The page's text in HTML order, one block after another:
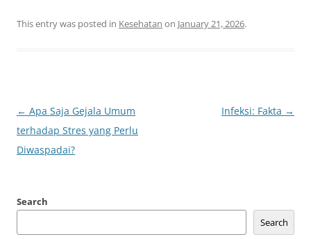
This entry was posted in Kesehatan on January 21, 2026.
Post
navigation
← Apa Saja Gejala Umum
terhadap Stres yang Perlu
Diwaspadai?
Infeksi: Fakta →
Search
Search